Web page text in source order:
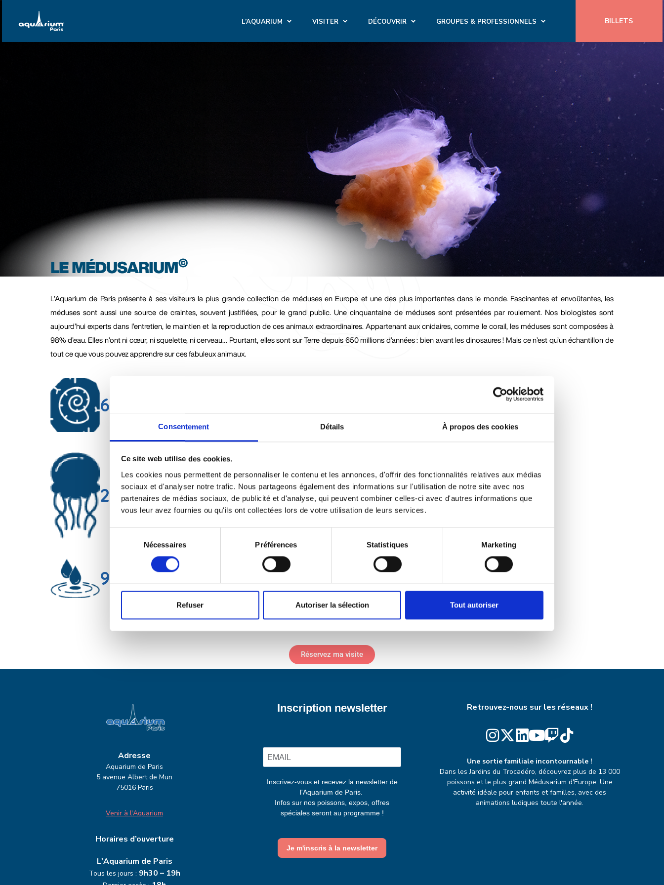
Consentement Détails À propos des cookies
Ce site web utilise des cookies.
Les cookies nous permettent de personnaliser le contenu et les annonces, d'offrir des fonctionnalités relatives aux médias
sociaux et d'analyser notre trafic. Nous partageons également des informations sur l'utilisation de notre site avec nos
partenaires de médias sociaux, de publicité et d'analyse, qui peuvent combiner celles-ci avec d'autres informations que
vous leur avez fournies ou qu'ils ont collectées lors de votre utilisation de leurs services.
consentement
Nécessaires Préférences Statistiques Marketing
Refuser Autoriser la sélection Tout autoriser
L’AQUARIUM VISITER DÉCOUVRIR GROUPES & PROFESSIONNELS BILLETS
LE MÉDUSARIUM©
L’Aquarium de Paris présente à ses visiteurs la plus grande collection de méduses en Europe et une des plus importantes dans le monde. Fascinantes et envoûtantes, les
méduses sont aussi une source de craintes, souvent justifiées, pour le grand public. Une cinquantaine de méduses sont présentées par roulement. Nos biologistes sont
aujourd’hui experts dans l’entretien, le maintien et la reproduction de ces animaux extraordinaires. Appartenant aux cnidaires, comme le corail, les méduses sont composées à
98% d’eau. Elles n’ont ni cœur, ni squelette, ni cerveau… Pourtant, elles sont sur Terre depuis 650 millions d’années : bien avant les dinosaures ! Mais ce n’est qu’un échantillon de
tout ce que vous pouvez apprendre sur ces fabuleux animaux.
650
2 le Médusarium©est la 2ème plus grande collection de méduses au monde.
98%
Réservez ma visite
Adresse
Aquarium de Paris
5 avenue Albert de Mun
75016 Paris
Venir à l'Aquarium
Horaires d’ouverture
L'Aquarium de Paris
Tous les jours : 9h30 – 19h
Inscription newsletter
Inscrivez-vous et recevez la newsletter de
l'Aquarium de Paris.
Infos sur nos poissons, expos, offres
spéciales seront au programme !
Je m'inscris à la newsletter
Retrouvez-nous sur les réseaux !
Une sortie familiale incontournable !
Dans les Jardins du Trocadéro, découvrez plus de 13 000
poissons et le plus grand Médusarium d'Europe. Une
activité idéale pour enfants et familles, avec des
animations ludiques toute l'année.